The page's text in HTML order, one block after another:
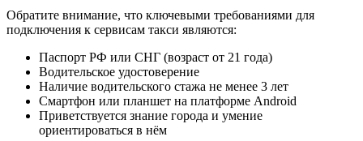
Обратите внимание, что ключевыми требованиями для
подключения к сервисам такси являются:
Паспорт РФ или СНГ (возраст от 21 года)
Водительское удостоверение
Наличие водительского стажа не менее 3 лет
Смартфон или планшет на платформе Android
Приветствуется знание города и умение
ориентироваться в нём